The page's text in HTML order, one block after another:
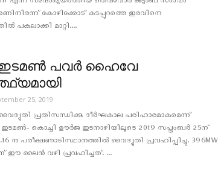
കോഴിക്കോട് കടപ്പുറത്തെ ഇരവിനെ
പകലാക്കി മാറ്റി....
ഇടമണ്‍ പവര്‍ ഹൈവേ
25, 2019
പ്രതിസന്ധിക്കു ദീർഘകാല പരിഹാരമാകുമെന്ന്
ഇടമണ്‍- കൊച്ചി ഊര്‍ജ ഇടനാഴിയിലൂടെ 2019 സപ്തംബര്‍ 25ന്
നു പരീക്ഷണാടിസ്ഥാനത്തിൽ വൈദ്യുതി പ്രവഹിപ്പിച്ചു. 396MW
ലൈൻ വഴി പ്രവഹിച്ചത്. ...